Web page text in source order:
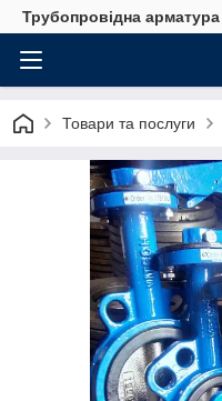
Трубопровідна
Товари та послуги